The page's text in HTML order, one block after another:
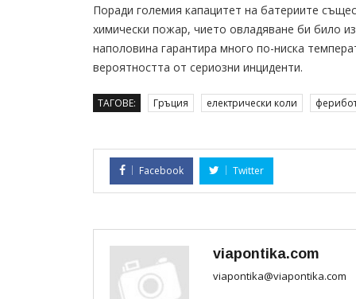
Поради големия капацитет на батериите
химически пожар, чието овладяване би било
наполовина гарантира много по-ниска
вероятността от сериозни инциденти.
ТАГОВЕ: Гръция електрически коли
Facebook Twitter
viapontika.com
viapontika@viapontika.com